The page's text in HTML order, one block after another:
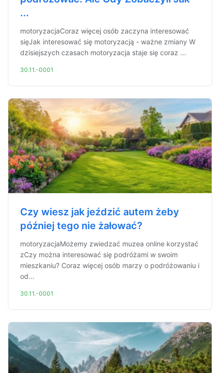
...
motoryzacjaCoraz więcej osób zaczyna interesować
sięJak interesować się motoryzacją - ważne zmiany W
dzisiejszych czasach motoryzacja staje się coraz ...
30.11.-0001
Czy wiesz jak jeździć autem żeby
później tego nie żałować?
motoryzacjaMożemy zwiedzać muzea online korzystać
zCzy można interesować się podróżami w swoim
mieszkaniu? Coraz więcej osób marzy o podróżowaniu i
od...
30.11.-0001